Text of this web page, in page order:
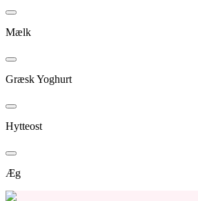
Mælk
Græsk Yoghurt
Hytteost
Æg